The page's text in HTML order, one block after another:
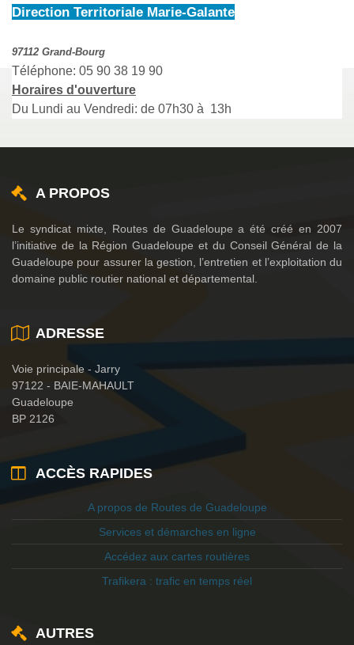
Direction Territoriale Marie-Galante
97112 Grand-Bourg
Téléphone: 05 90 38 19 90
Horaires d'ouverture
Du Lundi au Vendredi: de 07h30 à 13h
A PROPOS
Le syndicat mixte, Routes de Guadeloupe a été créé en 2007
l’initiative de la Région Guadeloupe et du Conseil Général de la
Guadeloupe pour assurer la gestion, l’entretien et l’exploitation du
domaine public routier national et départemental.
ADRESSE
Voie principale - Jarry
97122 - BAIE-MAHAULT
Guadeloupe
BP 2126
ACCÈS RAPIDES
A propos de Routes de Guadeloupe
Services et démarches en ligne
Accédez aux cartes routières
Trafikera : trafic en temps réel
AUTRES